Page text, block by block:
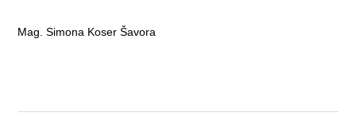
Mag. Simona Koser Šavora